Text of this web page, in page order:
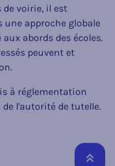
voirie, il est
approche globale
abords des écoles.
peuvent et
à réglementation
l'autorité de tutelle.